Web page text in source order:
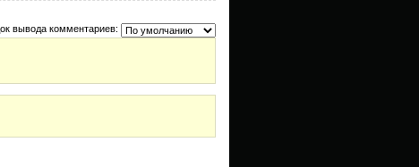
вывода комментариев: